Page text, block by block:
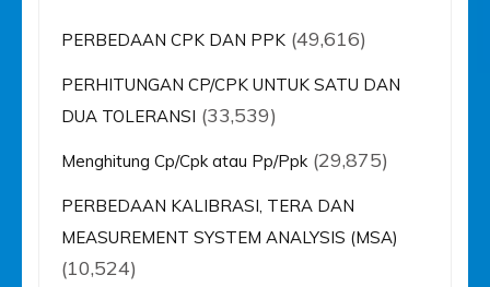
PERBEDAAN CPK DAN PPK (49,616)
PERHITUNGAN CP/CPK UNTUK SATU DAN
DUA TOLERANSI (33,539)
Menghitung Cp/Cpk atau Pp/Ppk (29,875)
PERBEDAAN KALIBRASI, TERA DAN
MEASUREMENT SYSTEM ANALYSIS (MSA)
(10,524)